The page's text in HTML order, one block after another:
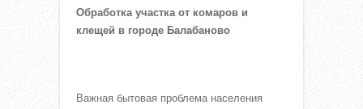
Обработка участка от комаров и
клещей в городе Балабаново
Важная бытовая проблема населения